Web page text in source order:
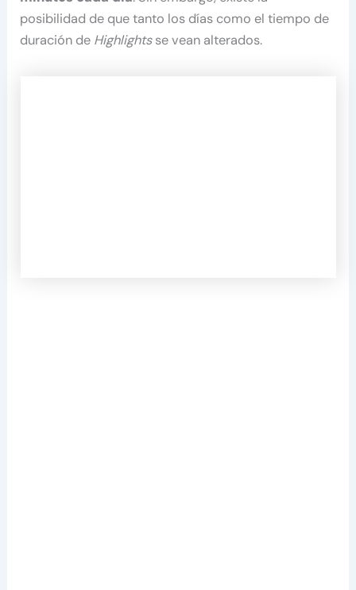
posibilidad de que tanto los días como el tiempo de
duración de Highlightsse vean alterados.